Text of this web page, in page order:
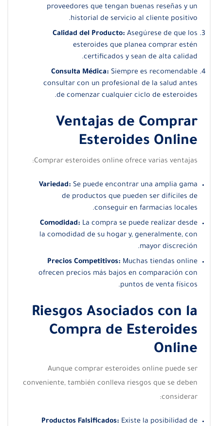
proveedores que tengan buenas reseñas y un
historial de servicio al cliente positivo.
Calidad del Producto: Asegúrese de que los
esteroides que planea comprar estén
certificados y sean de alta calidad.
Consulta Médica: Siempre es recomendable
consultar con un profesional de la salud antes
de comenzar cualquier ciclo de esteroides.
Ventajas de Comprar
Esteroides Online
Comprar esteroides online ofrece varias ventajas:
Variedad: Se puede encontrar una amplia gama
de productos que pueden ser difíciles de
conseguir en farmacias locales.
Comodidad: La compra se puede realizar desde
la comodidad de su hogar y, generalmente, con
mayor discreción.
Precios Competitivos: Muchas tiendas online
ofrecen precios más bajos en comparación con
puntos de venta físicos.
Riesgos Asociados con la
Compra de Esteroides
Online
Aunque comprar esteroides online puede ser
conveniente, también conlleva riesgos que se deben
considerar:
Productos Falsificados: Existe la posibilidad de